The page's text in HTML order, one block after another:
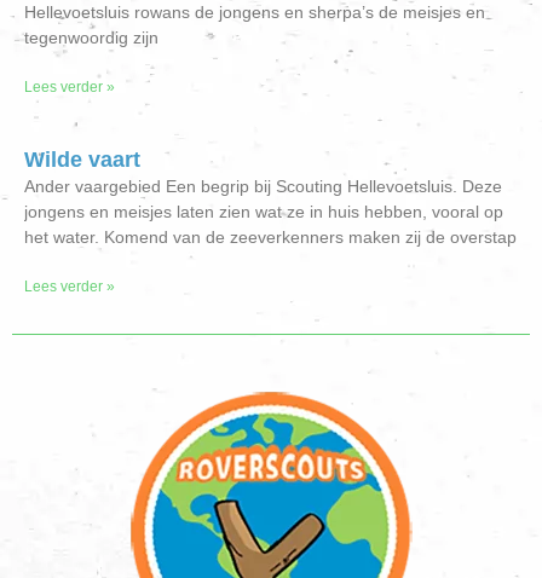
Hellevoetsluis rowans de jongens en sherpa’s de meisjes en
tegenwoordig zijn
Lees verder »
Wilde vaart
Ander vaargebied Een begrip bij Scouting Hellevoetsluis. Deze
jongens en meisjes laten zien wat ze in huis hebben, vooral op
het water. Komend van de zeeverkenners maken zij de overstap
Lees verder »